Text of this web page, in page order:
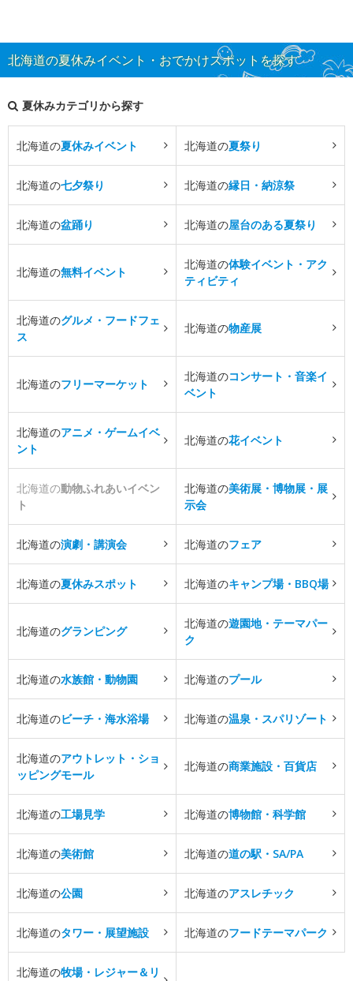
北海道の夏休みイベント・おでかけスポットを探す
夏休みカテゴリから探す
北海道の夏休みイベント 北海道の夏祭り
北海道の七夕祭り 北海道の縁日・納涼祭
北海道の盆踊り 北海道の屋台のある夏祭り
北海道の無料イベント
北海道の体験イベント・アク
ティビティ
北海道のグルメ・フードフェ
ス
北海道の物産展
北海道のフリーマーケット
北海道のコンサート・音楽イ
ベント
北海道のアニメ・ゲームイベ
ント
北海道の花イベント
北海道の動物ふれあいイベン
ト
北海道の美術展・博物展・展
示会
北海道の演劇・講演会 北海道のフェア
北海道の夏休みスポット 北海道のキャンプ場・BBQ場
北海道のグランピング
北海道の遊園地・テーマパー
ク
北海道の水族館・動物園 北海道のプール
北海道のビーチ・海水浴場 北海道の温泉・スパリゾート
北海道のアウトレット・ショ
ッピングモール
北海道の商業施設・百貨店
北海道の工場見学 北海道の博物館・科学館
北海道の美術館 北海道の道の駅・SA/PA
北海道の公園 北海道のアスレチック
北海道のタワー・展望施設 北海道のフードテーマパーク
北海道の牧場・レジャー＆リ